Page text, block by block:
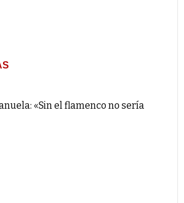
«Sin el flamenco no sería